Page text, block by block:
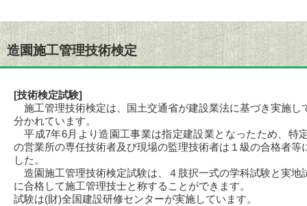
造園施工管理技術検定
[技術検定試験]
施工管理技術検定は、国土交通省が建設業法に基づき実施し
分かれています。
平成7年6月より造園工事業は指定建設業となったため、特
の営業所の専任技術者及び現場の監理技術者は１級の合格者等
した。
造園施工管理技術検定試験は、４肢択一式の学科試験と実地
に合格して施工管理技士と称することができます。
試験は(財)全国建設研修センターが実施しています。